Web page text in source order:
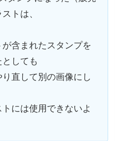
トは、
が含まれたスタンプを
しても
り直して別の画像にし
には使用できないよ